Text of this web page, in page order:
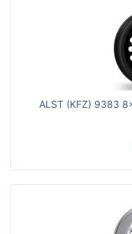
ALST (KFZ) 9383